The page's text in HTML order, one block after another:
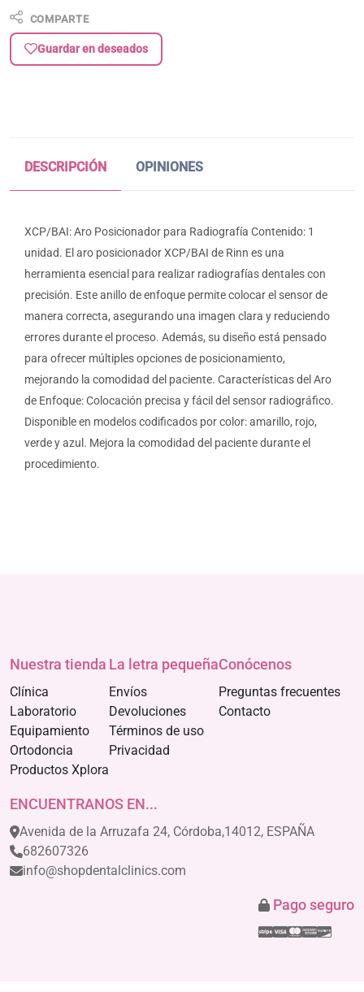
COMPARTE
Guardar en deseados
DESCRIPCIÓN OPINIONES
XCP/BAI: Aro Posicionador para Radiografía Contenido: 1
unidad. El aro posicionador XCP/BAI de Rinn es una
herramienta esencial para realizar radiografías dentales con
precisión. Este anillo de enfoque permite colocar el sensor de
manera correcta, asegurando una imagen clara y reduciendo
errores durante el proceso. Además, su diseño está pensado
para ofrecer múltiples opciones de posicionamiento,
mejorando la comodidad del paciente. Características del Aro
de Enfoque: Colocación precisa y fácil del sensor radiográfico.
Disponible en modelos codificados por color: amarillo, rojo,
verde y azul. Mejora la comodidad del paciente durante el
procedimiento.
Nuestra tienda
Clínica
Laboratorio
Equipamiento
Ortodoncia
Productos Xplora
La letra pequeña
Envíos
Devoluciones
Términos de uso
Privacidad
Conócenos
Preguntas frecuentes
Contacto
ENCUENTRANOS EN...
Avenida de la Arruzafa 24, Córdoba,14012, ESPAÑA
682607326
info@shopdentalclinics.com
Pago seguro
Stripe
Visa